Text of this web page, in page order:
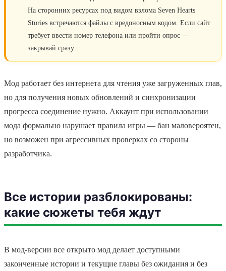
На сторонних ресурсах под видом взлома Seven Hearts
Stories встречаются файлы с вредоносным кодом. Если сайт
требует ввести номер телефона или пройти опрос —
закрывай сразу.
Мод работает без интернета для чтения уже загруженных глав,
но для получения новых обновлений и синхронизации
прогресса соединение нужно. Аккаунт при использовании
мода формально нарушает правила игры — бан маловероятен,
но возможен при агрессивных проверках со стороны
разработчика.
Все истории разблокированы:
какие сюжеты тебя ждут
В мод-версии все открыто мод делает доступными
законченные истории и текущие главы без ожидания и без